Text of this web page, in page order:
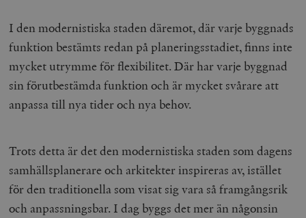
I den modernistiska staden däremot, där varje byggnads
funktion bestämts redan på planeringsstadiet, finns inte
mycket utrymme för flexibilitet. Därhar varje byggnad
sin förutbestämda funktion och är mycket svårare att
anpassa till nya tider och nya behov.
Trots detta är det den modernistiska staden som dagens
samhällsplanerare och arkitekter inspireras av, istället
för den traditionella som visat sig vara så framgångsrik
och anpassningsbar. I dag byggs det mer än någonsin